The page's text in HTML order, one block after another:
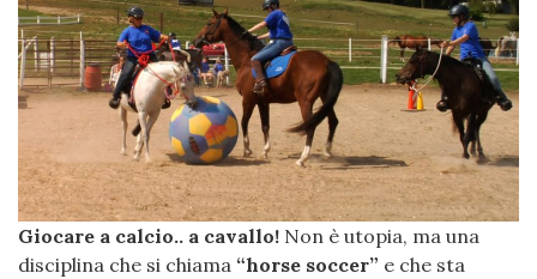
Giocare a calcio.. a cavallo! Non è utopia, ma una
disciplina che si chiama “horse soccer” e che sta